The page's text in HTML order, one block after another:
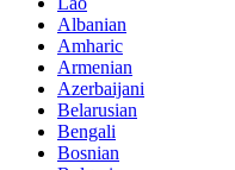
Albanian
Amharic
Armenian
Azerbaijani
Belarusian
Bengali
Bosnian